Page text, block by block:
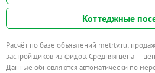
Коттеджные
Расчёт по базе объявлений metrtv.ru:
застройщиков из фидов. Средняя цена —
Данные обновляются автоматически по